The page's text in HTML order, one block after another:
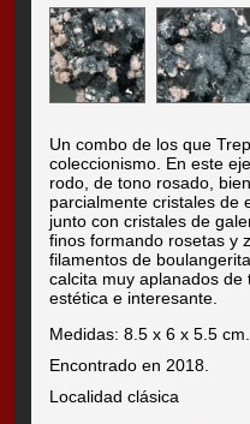
Un combo de los que
coleccionismo. En este
rodo, de tono rosado,
parcialmente cristales de
junto con cristales de
finos formando rosetas y
filamentos de
calcita muy aplanados
estética e interesante.
Medidas: 8.5 x 6 x 5.5 cm.
Encontrado en 2018.
Localidad clásica